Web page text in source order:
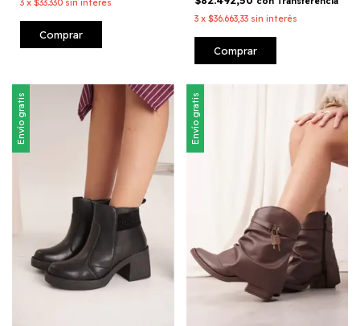
Comprar
3 x $36.663,33 sin interés
Comprar
Envío gratis Envío gratis